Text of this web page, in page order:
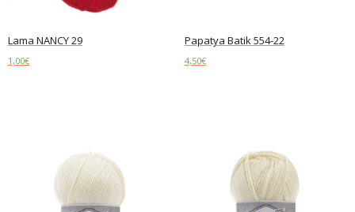
Lama NANCY 29
1,00€
Papatya Batik 554-22
4,50€